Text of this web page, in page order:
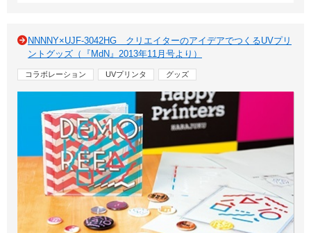
NNNNY×UJF-3042HG クリエイターのアイデアでつくるUVプリ
ントグッズ（『MdN』2013年11月号より）
コラボレーション UVプリンタ グッズ